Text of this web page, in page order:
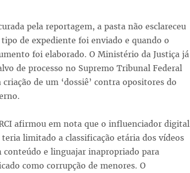
pela reportagem, a pasta não esclareceu
de expediente foi enviado e quando o
foi elaborado. O Ministério da Justiça já
de processo no Supremo Tribunal Federal
criação de um ‘dossiê’ contra opositores do
afirmou em nota que o influenciador digital
limitado a classificação etária dos vídeos
conteúdo e linguajar inapropriado para
como corrupção de menores. O